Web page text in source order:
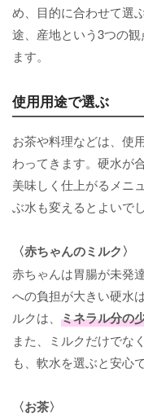
め、目的に合わせて選
途、産地という3つの
ます。
使用用途で選ぶ
お茶や料理などは、使
わってきます。硬水が
美味しく仕上がるメニ
ぶ水も変えるとよいでし
〈赤ちゃんのミルク〉
赤ちゃんは胃腸が未発
への負担が大きい硬水
ルクは、 ミネラル分の
また、ミルクだけでな
も、軟水を選ぶと安心で
〈お茶〉